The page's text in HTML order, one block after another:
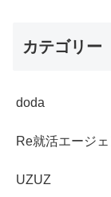
カテゴリー
doda
Re就活エージェ
UZUZ